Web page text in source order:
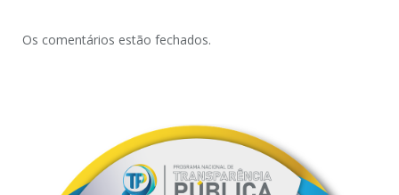
Os comentários estão fechados.